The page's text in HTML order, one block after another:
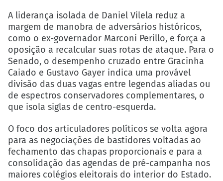
A liderança isolada de Daniel Vilela reduz a
margem de manobra de adversários históricos,
como o ex-governador Marconi Perillo, e força a
oposição a recalcular suas rotas de ataque. Para o
Senado, o desempenho cruzado entre Gracinha
Caiado e Gustavo Gayer indica uma provável
divisão das duas vagas entre legendas aliadas ou
de espectros conservadores complementares, o
que isola siglas de centro-esquerda.
O foco dos articuladores políticos se volta agora
para as negociações de bastidores voltadas ao
fechamento das chapas proporcionais e para a
consolidação das agendas de pré-campanha nos
maiores colégios eleitorais do interior do Estado.